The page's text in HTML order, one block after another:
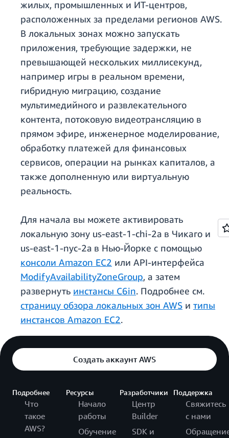
жилых, промышленных и ИТ-центров,
расположенных за пределами регионов AWS.
В локальных зонах можно запускать
приложения, требующие задержки, не
превышающей нескольких миллисекунд,
например игры в реальном времени,
гибридную миграцию, создание
мультимедийного и развлекательного
контента, потоковую видеотрансляцию в
прямом эфире, инженерное моделирование,
обработку платежей для финансовых
сервисов, операции на рынках капиталов, а
также дополненную или виртуальную
реальность.
Для начала вы можете активировать
локальную зону us-east-1-chi-2a в Чикаго и
us-east-1-nyc-2a в Нью-Йорке с помощью
консоли Amazon EC2 или API-интерфейса
ModifyAvailabilityZoneGroup, а затем
развернуть инстансы C6in. Подробнее см.
страницу обзора локальных зон AWS и типы
инстансов Amazon EC2.
Создать аккаунт AWS
Подробнее
Что
такое
AWS?
Ресурсы
Начало
работы
Обучение
Разработчики
Центр
Builder
SDK и
Поддержка
Свяжитесь
с нами